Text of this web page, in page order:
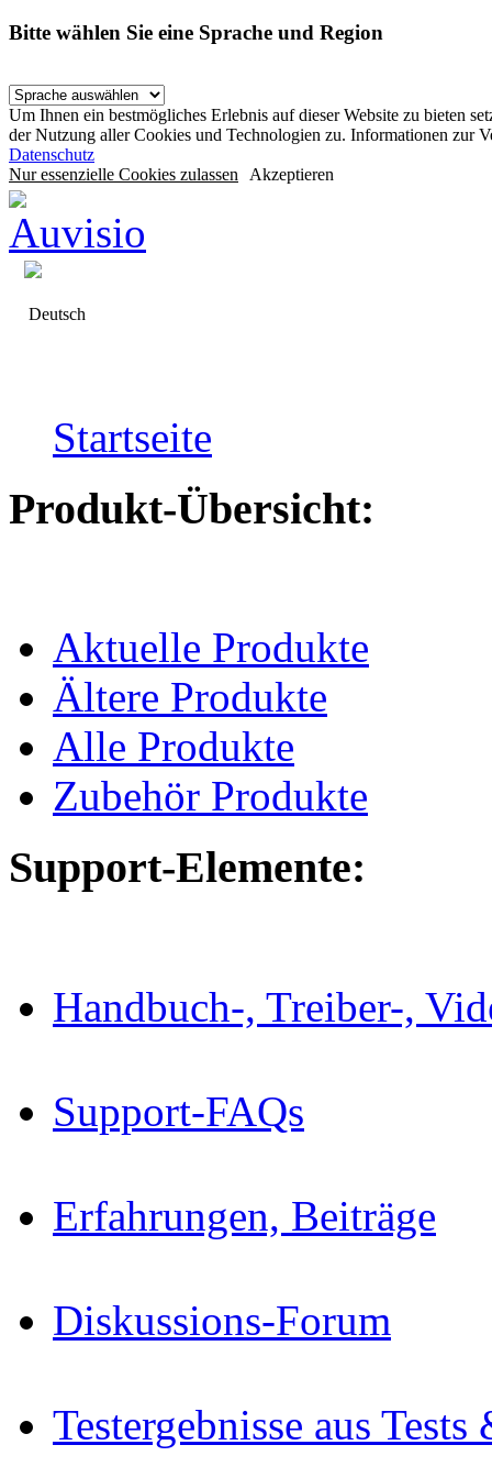
Bitte wählen Sie eine Sprache und Region
Um Ihnen ein bestmögliches Erlebnis auf dieser Website zu bieten
der Nutzung aller Cookies und Technologien zu. Informationen zur
Datenschutz
Nur essenzielle Cookies zulassen Akzeptieren
Deutsch
Startseite
Produkt-Übersicht:
Aktuelle Produkte
Ältere Produkte
Alle Produkte
Zubehör Produkte
Support-Elemente:
Handbuch-, Treiber-,
Support-FAQs
Erfahrungen, Beiträge
Diskussions-Forum
Testergebnisse aus